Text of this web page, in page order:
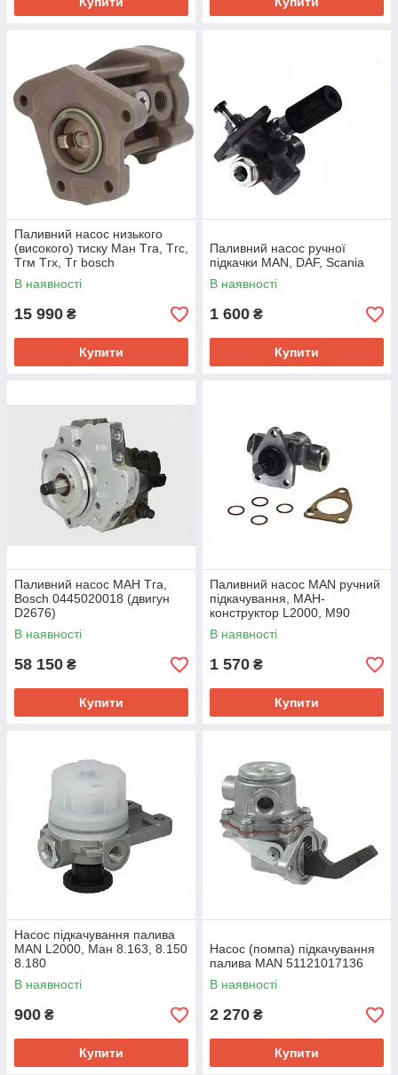
Паливний насос низького
(високого) тиску Ман Тга, Тгс,
Тгм Тгх, Тг bosch
0440020045
В наявності
15 990 ₴
Купити
Паливний насос ручної
підкачки MAN, DAF, Scania
В наявності
1 600 ₴
Купити
Паливний насос МАН Тга,
Bosch 0445020018 (двигун
D2676)
В наявності
58 150 ₴
Купити
Паливний насос MAN ручний
підкачування, МАН-
конструктор L2000, M90
В наявності
1 570 ₴
Купити
Насос підкачування палива
MAN L2000, Ман 8.163, 8.150
8.180
В наявності
900 ₴
Купити
Насос (помпа) підкачування
палива MAN 51121017136
В наявності
2 270 ₴
Купити